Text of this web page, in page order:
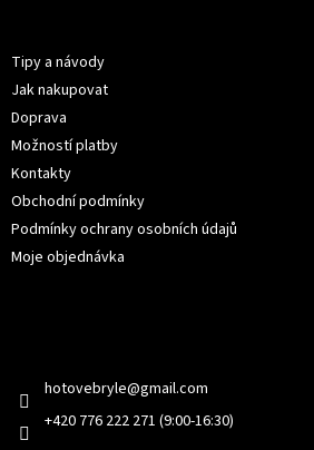
Tipy a návody
Jak nakupovat
Doprava
Možností platby
Kontakty
Obchodní podmínky
Podmínky ochrany osobních údajů
Moje objednávka
hotovebryle@gmail.com
+420 776 222 271 (9:00-16:30)